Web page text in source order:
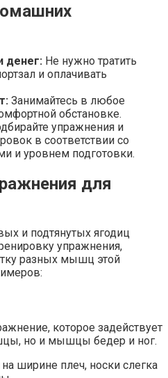
денег: Не нужно тратить
и оплачивать
Занимайтесь в любое
обстановке.
упражнения и
в соответствии со
и уровнем подготовки.
для
и подтянутых ягодиц
упражнения,
разных мышц этой
которое задействует
но и мышцы бедер и ног.
на ширине плеч, носки слегка